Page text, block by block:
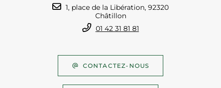
1, place de la Libération, 92320
Châtillon
01 42 31 81 81
CONTACTEZ-NOUS